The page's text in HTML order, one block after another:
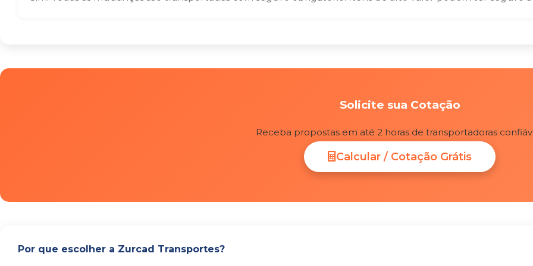
Solicite sua Cotação
Receba propostas em até 2 horas de transportadoras
Calcular / Cotação Grátis
Por que escolher a Zurcad Transportes?